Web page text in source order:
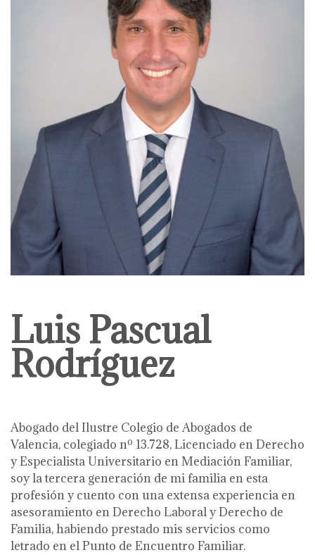
Luis Pascual
Rodríguez
Abogado del Ilustre Colegio de Abogados de
Valencia, colegiado nº 13.728, Licenciado en Derecho
y Especialista Universitario en Mediación Familiar,
soy la tercera generación de mi familia en esta
profesión y cuento con una extensa experiencia en
asesoramiento en Derecho Laboral y Derecho de
Familia, habiendo prestado mis servicios como
letrado en el Punto de Encuentro Familiar.